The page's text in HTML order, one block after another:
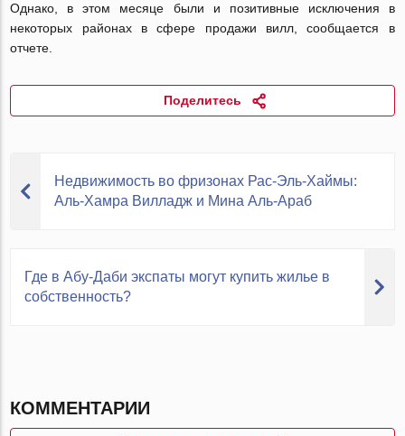
Однако, в этом месяце были и позитивные исключения в
некоторых районах в сфере продажи вилл, сообщается в
отчете.
Поделитесь
Недвижимость во фризонах Рас-Эль-Хаймы:
Аль-Хамра Вилладж и Мина Аль-Араб
Где в Абу-Даби экспаты могут купить жилье в
собственность?
КОММЕНТАРИИ